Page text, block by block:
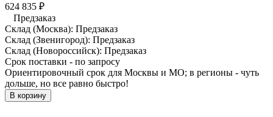
624 835 ₽
Предзаказ
Склад (Москва): Предзаказ
Склад (Звенигород): Предзаказ
Склад (Новороссийск): Предзаказ
Срок поставки - по запросу
Ориентировочный срок для Москвы и МО; в регионы - чуть
дольше, но все равно быстро!
В корзину